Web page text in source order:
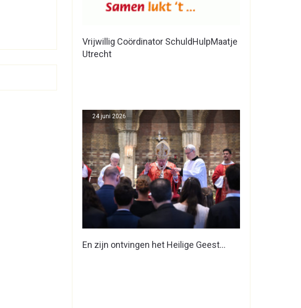
Vrijwillig Coördinator SchuldHulpMaatje
Utrecht
En zijn ontvingen het Heilige Geest…
24 juni 2026